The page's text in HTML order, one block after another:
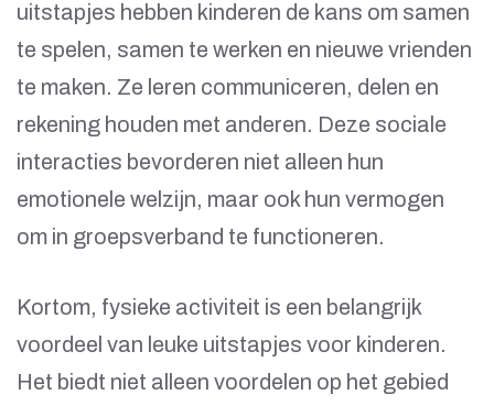
uitstapjes hebben kinderen de kans om samen
te spelen, samen te werken en nieuwe vrienden
te maken. Ze leren communiceren, delen en
rekening houden met anderen. Deze sociale
interacties bevorderen niet alleen hun
emotionele welzijn, maar ook hun vermogen
om in groepsverband te functioneren.
Kortom, fysieke activiteit is een belangrijk
voordeel van leuke uitstapjes voor kinderen.
Het biedt niet alleen voordelen op het gebied